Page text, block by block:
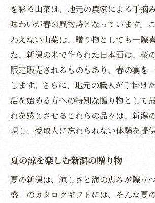
ト
地域の誇りを伝える一品とし
職人の技と自然の恵みを楽しむ
新潟職人の技術が光る逸品
自然の恵みを活かした新潟の
素材の良さを引き出す職人の技
環境に優しい新潟の製品選び
職人の情熱が詰まったカタロ
贈り物としての価値を高める新潟
フト
受け取る人の心を掴む新潟の
を彩る山菜は、地元の農家による手摘
味わいが春の風物詩となっています。
わえない山菜は、贈り物としても一際
た、新潟の米で作られた日本酒は、桜
限定販売されるものもあり、春の宴を
します。さらに、地元の職人が手掛け
活を始める方への特別な贈り物として
れを感じさせるこれらの品々は、新潟
現し、受取人に忘れられない体験を提供
夏の涼を楽しむ新潟の贈り物
夏の新潟は、涼しさと海の恵みが際立
盛」のカタログギフトには、そんな夏